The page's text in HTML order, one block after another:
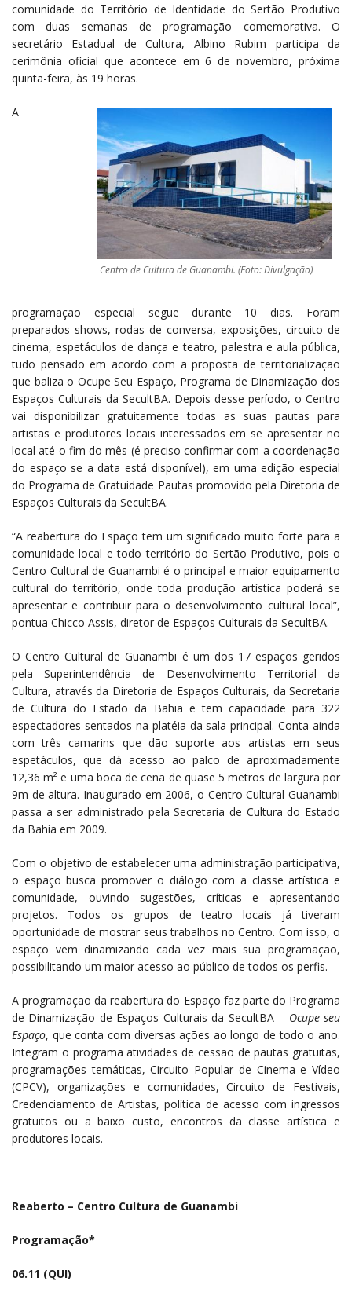
comunidade do Território de Identidade do Sertão Produtivo
com duas semanas de programação comemorativa. O
secretário Estadual de Cultura, Albino Rubim participa da
cerimônia oficial que acontece em 6 de novembro, próxima
quinta-feira, às 19 horas.
Centro de Cultura de Guanambi. (Foto: Divulgação)
A
programação especial segue durante 10 dias. Foram
preparados shows, rodas de conversa, exposições, circuito de
cinema, espetáculos de dança e teatro, palestra e aula pública,
tudo pensado em acordo com a proposta de territorialização
que baliza o Ocupe Seu Espaço, Programa de Dinamização dos
Espaços Culturais da SecultBA. Depois desse período, o Centro
vai disponibilizar gratuitamente todas as suas pautas para
artistas e produtores locais interessados em se apresentar no
local até o fim do mês (é preciso confirmar com a coordenação
do espaço se a data está disponível), em uma edição especial
do Programa de Gratuidade Pautas promovido pela Diretoria de
Espaços Culturais da SecultBA.
“A reabertura do Espaço tem um significado muito forte para a
comunidade local e todo território do Sertão Produtivo, pois o
Centro Cultural de Guanambi é o principal e maior equipamento
cultural do território, onde toda produção artística poderá se
apresentar e contribuir para o desenvolvimento cultural local”,
pontua Chicco Assis, diretor de Espaços Culturais da SecultBA.
O Centro Cultural de Guanambi é um dos 17 espaços geridos
pela Superintendência de Desenvolvimento Territorial da
Cultura, através da Diretoria de Espaços Culturais, da Secretaria
de Cultura do Estado da Bahia e tem capacidade para 322
espectadores sentados na platéia da sala principal. Conta ainda
com três camarins que dão suporte aos artistas em seus
espetáculos, que dá acesso ao palco de aproximadamente
12,36 m² e uma boca de cena de quase 5 metros de largura por
9m de altura. Inaugurado em 2006, o Centro Cultural Guanambi
passa a ser administrado pela Secretaria de Cultura do Estado
da Bahia em 2009.
Com o objetivo de estabelecer uma administração participativa,
o espaço busca promover o diálogo com a classe artística e
comunidade, ouvindo sugestões, críticas e apresentando
projetos. Todos os grupos de teatro locais já tiveram
oportunidade de mostrar seus trabalhos no Centro. Com isso, o
espaço vem dinamizando cada vez mais sua programação,
possibilitando um maior acesso ao público de todos os perfis.
A programação da reabertura do Espaço faz parte do Programa
de Dinamização de Espaços Culturais da SecultBA – Ocupe seu
Espaço, que conta com diversas ações ao longo de todo o ano.
Integram o programa atividades de cessão de pautas gratuitas,
programações temáticas, Circuito Popular de Cinema e Vídeo
(CPCV), organizações e comunidades, Circuito de Festivais,
Credenciamento de Artistas, política de acesso com ingressos
gratuitos ou a baixo custo, encontros da classe artística e
produtores locais.
Reaberto – Centro Cultura de Guanambi
Programação*
06.11 (QUI)